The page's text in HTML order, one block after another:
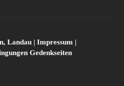
Landau | Impressum |
Gedenkseiten